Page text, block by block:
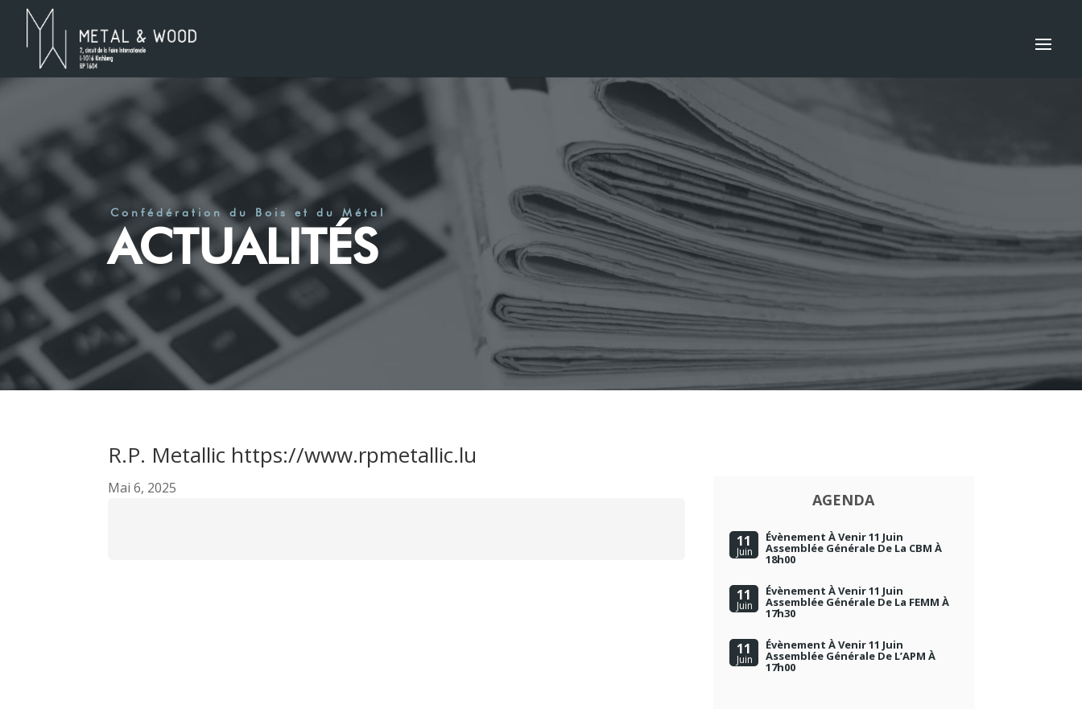
Confédération du Bois et du Métal
ACTUALITÉS
R.P. Metallic https://www.rpmetallic.lu
Mai 6, 2025
AGENDA
11
Juin
Évènement À Venir 11 Juin
Assemblée Générale De La CBM À
18h00
11
Juin
Évènement À Venir 11 Juin
Assemblée Générale De La FEMM À
17h30
11
Juin
Évènement À Venir 11 Juin
Assemblée Générale De L’APM À
17h00